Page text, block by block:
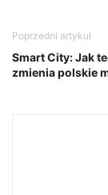
Poprzedni artykuł
Smart City: Jak
zmienia polskie